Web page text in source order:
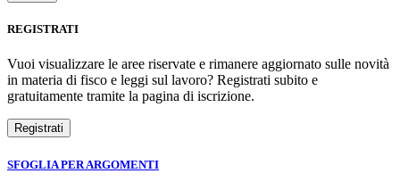
REGISTRATI
Vuoi visualizzare le aree riservate e rimanere aggiornato sulle novità
in materia di fisco e leggi sul lavoro? Registrati subito e
gratuitamente tramite la pagina di iscrizione.
SFOGLIA PER ARGOMENTI